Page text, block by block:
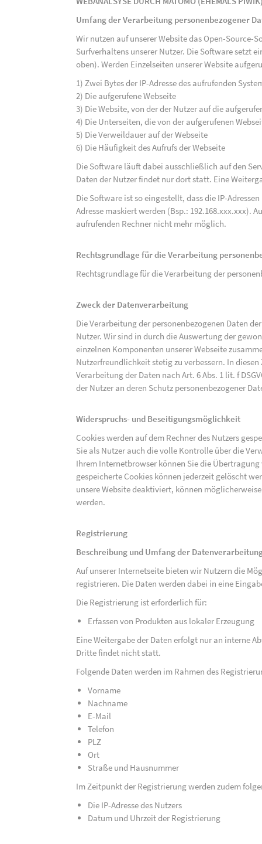
Umfang der Verarbeitung personenbezogener
Wir nutzen auf unserer Website das Open-Source-
Surfverhaltens unserer Nutzer. Die Software setzt
oben). Werden Einzelseiten unserer Website
1) Zwei Bytes der IP-Adresse des aufrufenden
2) Die aufgerufene Webseite
3) Die Website, von der der Nutzer auf die
4) Die Unterseiten, die von der aufgerufenen
5) Die Verweildauer auf der Webseite
6) Die Häufigkeit des Aufrufs der Webseite
Die Software läuft dabei ausschließlich auf den
Daten der Nutzer findet nur dort statt. Eine
Die Software ist so eingestellt, dass die IP-
Adresse maskiert werden (Bsp.: 192.168.xxx.xxx).
aufrufenden Rechner nicht mehr möglich.
Rechtsgrundlage für die Verarbeitung
Rechtsgrundlage für die Verarbeitung der
Zweck der Datenverarbeitung
Die Verarbeitung der personenbezogenen Daten
Nutzer. Wir sind in durch die Auswertung der
einzelnen Komponenten unserer Webseite
Nutzerfreundlichkeit stetig zu verbessern. In
Verarbeitung der Daten nach Art. 6 Abs. 1 lit. f
der Nutzer an deren Schutz personenbezogener
Widerspruchs- und Beseitigungsmöglichkeit
Cookies werden auf dem Rechner des Nutzers
Sie als Nutzer auch die volle Kontrolle über die
Ihrem Internetbrowser können Sie die
gespeicherte Cookies können jederzeit gelöscht
unsere Website deaktiviert, können
werden.
Registrierung
Beschreibung und Umfang der
Auf unserer Internetseite bieten wir Nutzern die
registrieren. Die Daten werden dabei in eine
Die Registrierung ist erforderlich für:
Erfassen von Produkten aus lokaler Erzeugung
Eine Weitergabe der Daten erfolgt nur an interne
Dritte findet nicht statt.
Folgende Daten werden im Rahmen des
Vorname
Nachname
E-Mail
Telefon
PLZ
Ort
Straße und Hausnummer
Im Zeitpunkt der Registrierung werden zudem
Die IP-Adresse des Nutzers
Datum und Uhrzeit der Registrierung